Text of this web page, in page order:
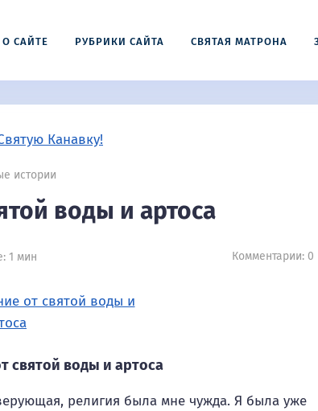
О САЙТЕ РУБРИКИ САЙТА СВЯТАЯ МАТРОНА
истории
воды и артоса
1 мин Комментарии: 0
святой воды и артоса
религия была мне чужда. Я была уже